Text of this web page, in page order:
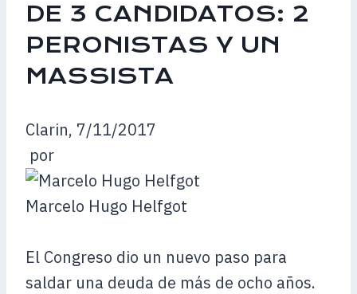
DE 3 CANDIDATOS: 2
PERONISTAS Y UN
MASSISTA
Clarin, 7/11/2017
por
Marcelo Hugo Helfgot
El Congreso dio un nuevo paso para
saldar una deuda de más de ocho años.